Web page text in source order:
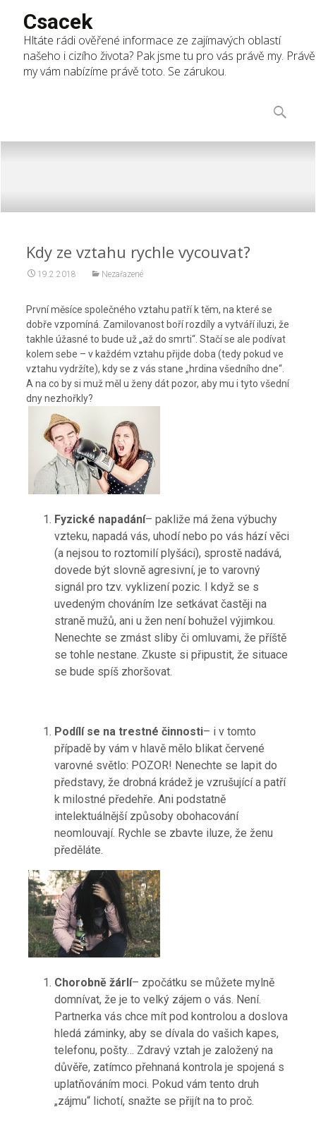
Csacek
Hltáte rádi ověřené informace ze zajímavých oblastí
našeho i cizího života? Pak jsme tu pro vás právě my. Právě
my vám nabízíme právě toto. Se zárukou.
to
content
Kdy ze vztahu rychle vycouvat?
19.2.2018 Nezařazené
První měsíce společného vztahu patří k těm, na které se
dobře vzpomíná. Zamilovanost boří rozdíly a vytváří iluzi, že
takhle úžasné to bude už „až do smrti“. Stačí se ale podívat
kolem sebe – v každém vztahu přijde doba (tedy pokud ve
vztahu vydržíte), kdy se z vás stane „hrdina všedního dne“.
A na co by si muž měl u ženy dát pozor, aby mu i tyto všední
dny nezhořkly?
Fyzické napadání– pakliže má žena výbuchy
vzteku, napadá vás, uhodí nebo po vás hází věci
(a nejsou to roztomilí plyšáci), sprostě nadává,
dovede být slovně agresivní, je to varovný
signál pro tzv. vyklizení pozic. I když se s
uvedeným chováním lze setkávat častěji na
straně mužů, ani u žen není bohužel výjimkou.
Nenechte se zmást sliby či omluvami, že příště
se tohle nestane. Zkuste si připustit, že situace
se bude spíš zhoršovat.
Podílí se na trestné činnosti– i v tomto
případě by vám v hlavě mělo blikat červené
varovné světlo: POZOR! Nenechte se lapit do
představy, že drobná krádež je vzrušující a patří
k milostné předehře. Ani podstatně
intelektuálnější způsoby obohacování
neomlouvají. Rychle se zbavte iluze, že ženu
předěláte.
Chorobně žárlí– zpočátku se můžete mylně
domnívat, že je to velký zájem o vás. Není.
Partnerka vás chce mít pod kontrolou a doslova
hledá záminky, aby se dívala do vašich kapes,
telefonu, pošty… Zdravý vztah je založený na
důvěře, zatímco přehnaná kontrola je spojená s
uplatňováním moci. Pokud vám tento druh
„zájmu“ lichotí, snažte se přijít na to proč.